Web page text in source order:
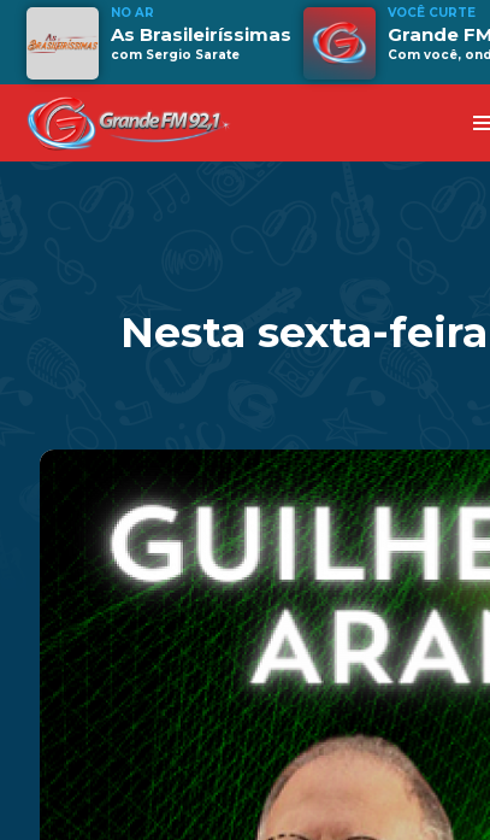
NO AR
As Brasileiríssimas
com Sergio Sarate
VOCÊ CURTE
Grande FM
Com você,
Nesta sexta-